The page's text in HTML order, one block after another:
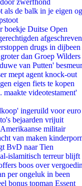
zwerfhond
als de balk in je eigen
boekje Duitse Open
drugs in dijbeen
dan Groep Wilders
van Putten'
mept agent knock-out
eigen fiets te kopen
videotestament'
ingeruild voor euro
bejaarden vrijuit
militair
van maken
BvD naar Tien
islamitisch terreur blijft
boos over
per ongeluk in been
bonus topman Essent